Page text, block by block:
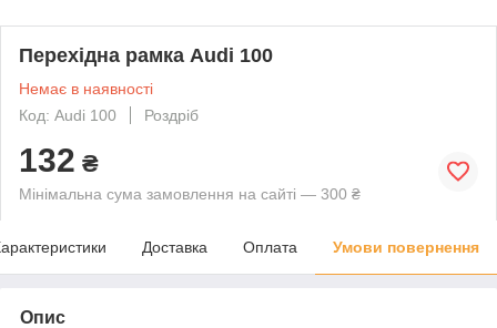
Перехідна рамка Audi 100
Немає в наявності
Код: Audi 100
Роздріб
132 ₴
Мінімальна сума замовлення на сайті — 300 ₴
Доставка Оплата Умови повернення
Опис